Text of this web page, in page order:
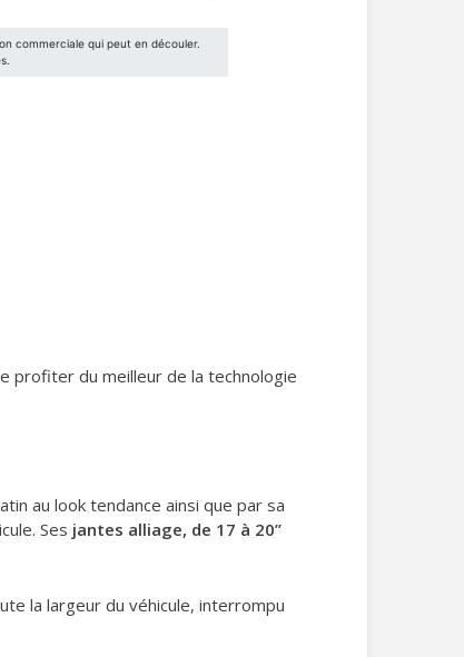
profiter du meilleur de la technologie
au look tendance ainsi que par sa
Ses jantes alliage, de 17 à 20’’
la largeur du véhicule, interrompu